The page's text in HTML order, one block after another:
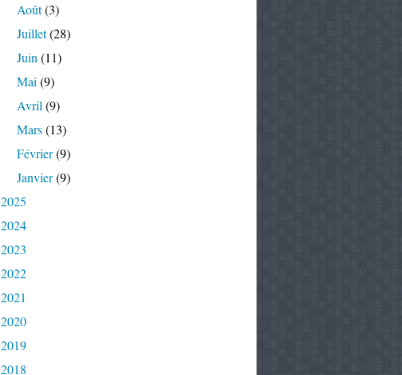
Août(3)
Juillet(28)
Juin (11)
Mai (9)
Avril (9)
Mars(13)
Février(9)
Janvier(9)
2025
2024
2023
2022
2021
2020
2019
2018